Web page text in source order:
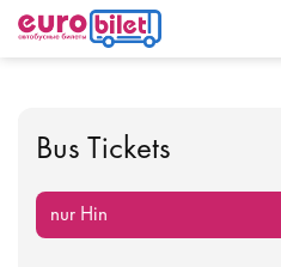
Bus Tickets
nur Hin